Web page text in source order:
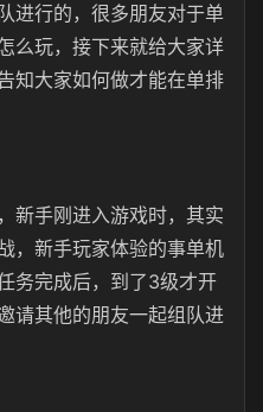
进行的，很多朋友对于单
么玩，接下来就给大家详
知大家如何做才能在单排
新手刚进入游戏时，其实
，新手玩家体验的事单机
务完成后，到了3级才开
请其他的朋友一起组队进